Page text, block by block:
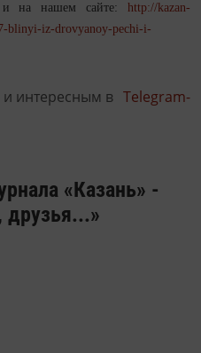
и на нашем сайте: http://kazan-
blinyi-iz-drovyanoy-pechi-i-
интересным в Telegram-
«Казань» -
друзья...»